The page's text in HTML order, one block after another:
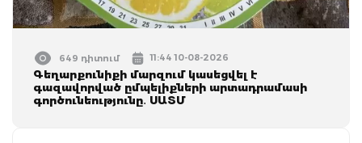
649 դիտում 11:44 10-08-2026
Գեղարքունիքի մարզում կասեցվել է
գազավորված ըմպելիքների արտադրամասի
գործունեությունը․ ՍԱՏՄ